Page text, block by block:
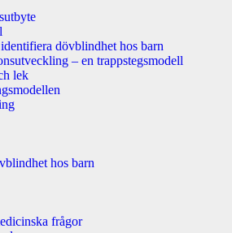
dövblindhet hos barn
– en trappstegsmodell
lek
hos barn
frågor